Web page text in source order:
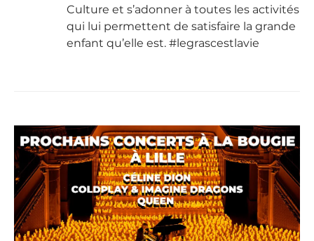
Culture et s’adonner à toutes les activités
qui lui permettent de satisfaire la grande
enfant qu’elle est. #legrascestlavie